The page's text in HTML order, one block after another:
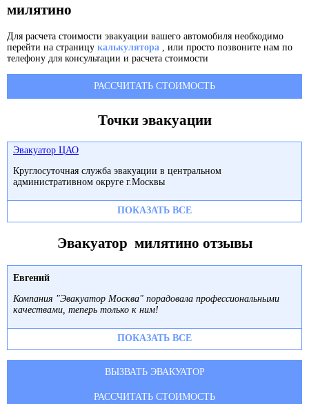
милятино
Для расчета стоимости эвакуации вашего автомобиля необходимо
перейти на страницу калькулятора , или просто позвоните нам по
телефону для консультации и расчета стоимости
РАССЧИТАТЬ СТОИМОСТЬ
Точки эвакуации
Эвакуатор ЦАО
Круглосуточная служба эвакуации в центральном
административном округе г.Москвы
ПОКАЗАТЬ ВСЕ
Эвакуатор милятино отзывы
Евгений
Компания "Эвакуатор Москва" порадовала профессиональными
качествами, теперь только к ним!
ПОКАЗАТЬ ВСЕ
ВЫЗВАТЬ ЭВАКУАТОР
РАССЧИТАТЬ СТОИМОСТЬ